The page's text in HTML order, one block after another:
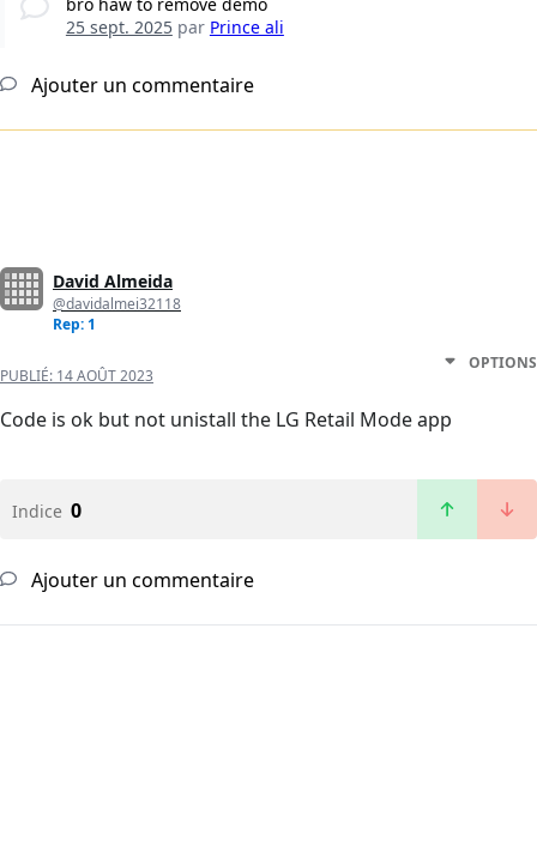
bro haw to remove demo
25 sept. 2025par Prince ali
Ajouter un commentaire
David Almeida
@davidalmei32118
Rep: 1
PUBLIÉ: 14 AOÛT 2023
OPTIONS
Code is ok but not unistall the LG Retail Mode app
Indice 0
Ajouter un commentaire